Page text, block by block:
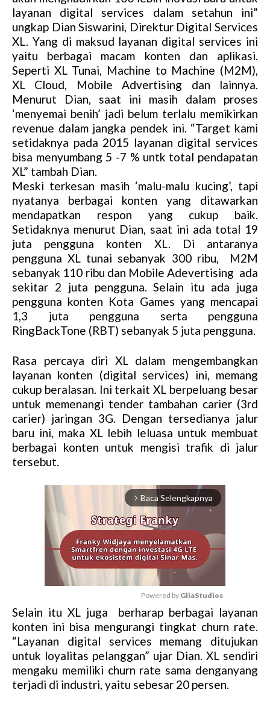
layanan digital services dalam setahun ini”
ungkap Dian Siswarini, Direktur Digital Services
XL. Yang di maksud layanan digital services ini
yaitu berbagai macam konten dan aplikasi.
Seperti XL Tunai, Machine to Machine (M2M),
XL Cloud, Mobile Advertising dan lainnya.
Menurut Dian, saat ini masih dalam proses
‘menyemai benih’ jadi belum terlalu memikirkan
revenue dalam jangka pendek ini. “Target kami
setidaknya pada 2015 layanan digital services
bisa menyumbang 5 -7 % untk total pendapatan
XL” tambah Dian.
Meski terkesan masih ‘malu-malu kucing’, tapi
nyatanya berbagai konten yang ditawarkan
mendapatkan respon yang cukup baik.
Setidaknya menurut Dian, saat ini ada total 19
juta pengguna konten XL. Di antaranya
pengguna XL tunai sebanyak 300 ribu, M2M
sebanyak 110 ribu dan Mobile Adevertising ada
sekitar 2 juta pengguna. Selain itu ada juga
pengguna konten Kota Games yang mencapai
1,3 juta pengguna serta pengguna
RingBackTone (RBT) sebanyak 5 juta pengguna.
Rasa percaya diri XL dalam mengembangkan
layanan konten (digital services) ini, memang
cukup beralasan. Ini terkait XL berpeluang besar
untuk memenangi tender tambahan carier (3rd
carier) jaringan 3G. Dengan tersedianya jalur
baru ini, maka XL lebih leluasa untuk membuat
berbagai konten untuk mengisi trafik di jalur
tersebut.
arrow_forward_ios Baca Selengkapnya
M
u
t
e
Powered by GliaStudios
Selain itu XL juga berharap berbagai layanan
konten ini bisa mengurangi tingkat churn rate.
“Layanan digital services memang ditujukan
untuk loyalitas pelanggan” ujar Dian. XL sendiri
mengaku memiliki churn rate sama denganyang
terjadi di industri, yaitu sebesar 20 persen.